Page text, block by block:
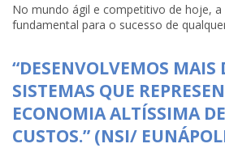
No mundo ágil e competitivo de hoje, a
fundamental para o sucesso de
“DESENVOLVEMOS MAIS
SISTEMAS QUE
ECONOMIA ALTÍSSIMA
CUSTOS.” (NSI/